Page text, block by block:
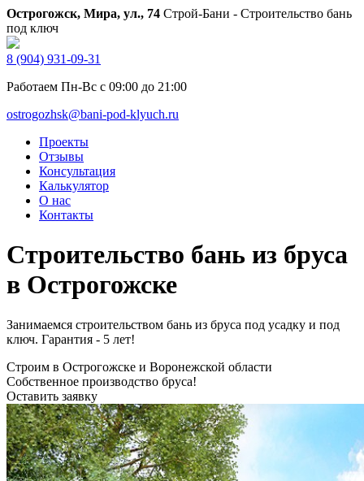
Острогожск, Мира, ул., 74 Строй-Бани - Строительство бань
под ключ
8 (904) 931-09-31
Работаем Пн-Вс с 09:00 до 21:00
ostrogozhsk@bani-pod-klyuch.ru
Проекты
Отзывы
Консультация
Калькулятор
О нас
Контакты
Строительство бань из бруса
в Острогожске
Занимаемся строительством бань из бруса под усадку и под
ключ. Гарантия - 5 лет!
Строим в Острогожске и Воронежской области
Собственное производство бруса!
Оставить заявку